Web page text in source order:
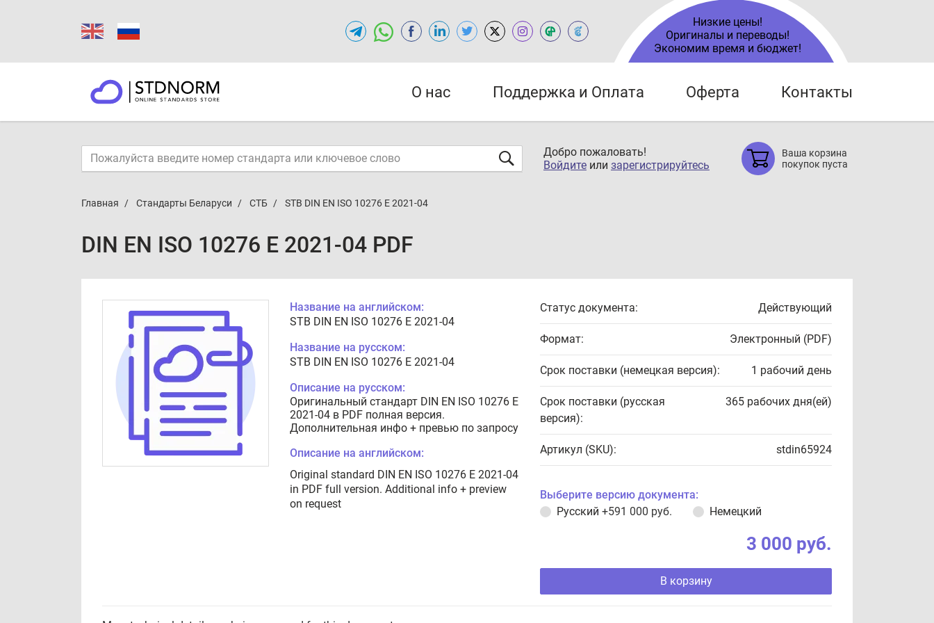
Низкие цены!
Оригиналы и переводы!
Экономим время и бюджет!
О нас Поддержка и Оплата Оферта Контакты
Добро пожаловать!
Войдите или зарегистрируйтесь
Ваша корзина
покупок пуста
Главная Стандарты Беларуси СТБ STB DIN EN ISO 10276 E 2021-04
DIN EN ISO 10276 E 2021-04 PDF
Название на английском:
STB DIN EN ISO 10276 E 2021-04
Название на русском:
STB DIN EN ISO 10276 E 2021-04
Описание на русском:
Оригинальный стандарт DIN EN ISO 10276 E
2021-04 в PDF полная версия.
Дополнительная инфо + превью по запросу
Описание на английском:
Original standard DIN EN ISO 10276 E 2021-04
in PDF full version. Additional info + preview
on request
Статус документа: Действующий
Формат: Электронный (PDF)
Срок поставки (немецкая версия): 1 рабочий день
Срок поставки (русская
версия):
365 рабочих дня(ей)
Артикул (SKU): stdin65924
Выберите версию документа:
Русский +591 000 руб. Немецкий
3 000 руб.
В корзину